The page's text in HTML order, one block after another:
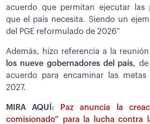
acuerdo que permitan ejecutar las
que el país necesita. Siendo un
del PGE reformulado de 2026”
Además, hizo referencia a la
los nueve gobernadores del país,
acuerdo para encaminar las
2027.
MIRA AQUÍ:
Paz anuncia la
comisionado” para la lucha contra